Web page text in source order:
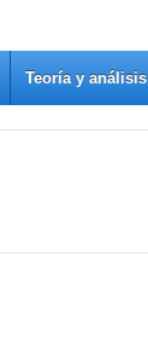
Teoría y análisis